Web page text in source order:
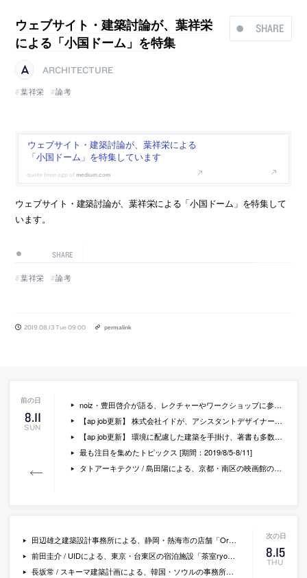
SHARE
ウェブサイト・建築討論が、葉祥栄
による「小国ドーム」を特集
ARCHITECTURE
葉祥栄
論考
ウェブサイト・建築討論が、葉祥栄による
「小国ドーム」を特集しています
medium.com
ウェブサイト・建築討論が、葉祥栄による「小国ドーム」を特集して
います。
SHARE
葉祥栄 論考
2019.08.13 Tue 09:00 permalink
8.11
SUN
noiz・豊田啓介が語る、レクチャーやワークショップに参加する前に意識して身につけるべきこと
【ap job更新】 株式会社イドが、アシスタントデザイナー（インテリアデザイン）を募集中
【ap job更新】 環境に配慮した建築を手掛け、著書も多数執筆する「ビオフォルム環境デザイン室」が、設計スタッフ（特に環境建築に興味のある方）を募集中
最も注目を集めたトピックス [期間：2019/8/5-8/11]
タトアーキテクツ / 島田陽による、京都・南区の映画館の内覧会が開催
8.15
THU
田辺雄之建築設計事務所による、静岡・熱海市の店舗「Organic Box」
前田圭介 / UIDによる、東京・台東区の宿泊施設「茶室ryokan asakusa」の写真
長坂常 / スキーマ建築計画による、韓国・ソウルの事務所兼店舗「ブルーボトルコーヒー 聖水カフェ」